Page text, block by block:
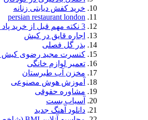
خرید کفش دیابتی زنانه
persian restaurant london
3 نکته مهم قبل از خرید پاد سیستم
اجاره قایق در کیش
بذر گل فصلی
کنسرت مجید رضوی کیش 22 آبان 1404
تعمیر لوازم خانگی
مخزن آب طبرستان
آموزش هوش مصنوعی
مشاوره حقوقی
آسیاب بست
دانلود آهنگ جدید